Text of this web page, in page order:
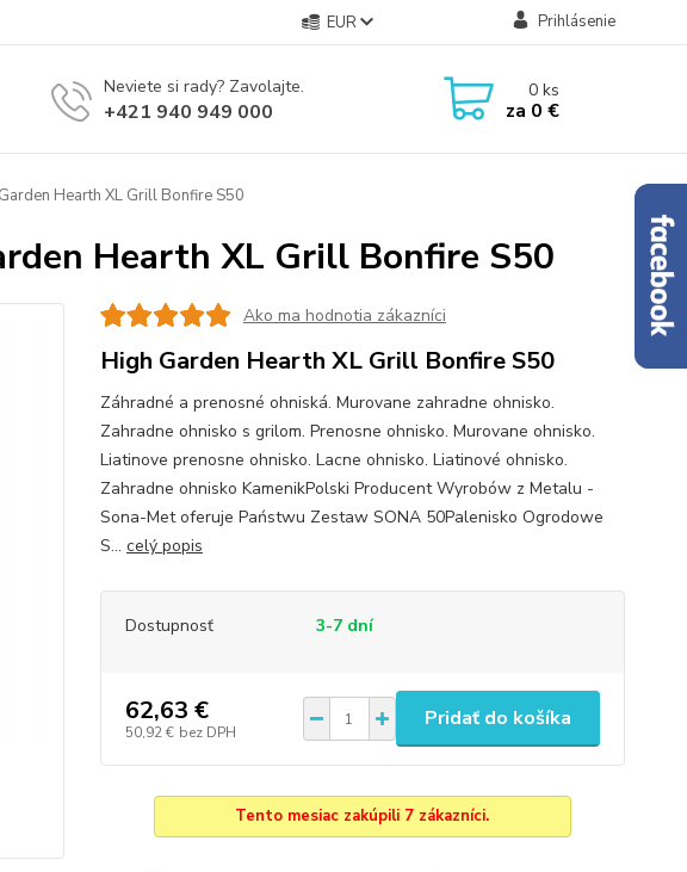
EUR Prihlásenie
Neviete si rady? Zavolajte.
+421 940 949 000
0ks
za 0 €
Hearth XL Grill Bonfire S50
Hearth XL Grill Bonfire S50
Ako ma hodnotia zákazníci
High Garden Hearth XL Grill Bonfire S50
Záhradné a prenosné ohniská. Murovane zahradne ohnisko.
Zahradne ohnisko s grilom. Prenosne ohnisko. Murovane ohnisko.
Liatinove prenosne ohnisko. Lacne ohnisko. Liatinové ohnisko.
Zahradne ohnisko KamenikPolski Producent Wyrobów z Metalu -
Sona-Met oferuje Państwu Zestaw SONA 50Palenisko Ogrodowe
S... celý popis
Dostupnosť 3-7 dní
62,63 €
50,92 € bez DPH
Pridať do košíka
Tento mesiac zakúpili 7 zákazníci.